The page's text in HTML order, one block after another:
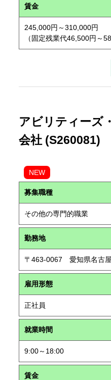
賃金
245,000円～310,000円
（固定残業代46,500円～
アビリティーズ
会社 (S260081)
NEW
募集職種
その他の専門的職業
勤務地
〒463-0067 愛知県名古
雇用形態
正社員
就業時間
9:00～18:00
賃金